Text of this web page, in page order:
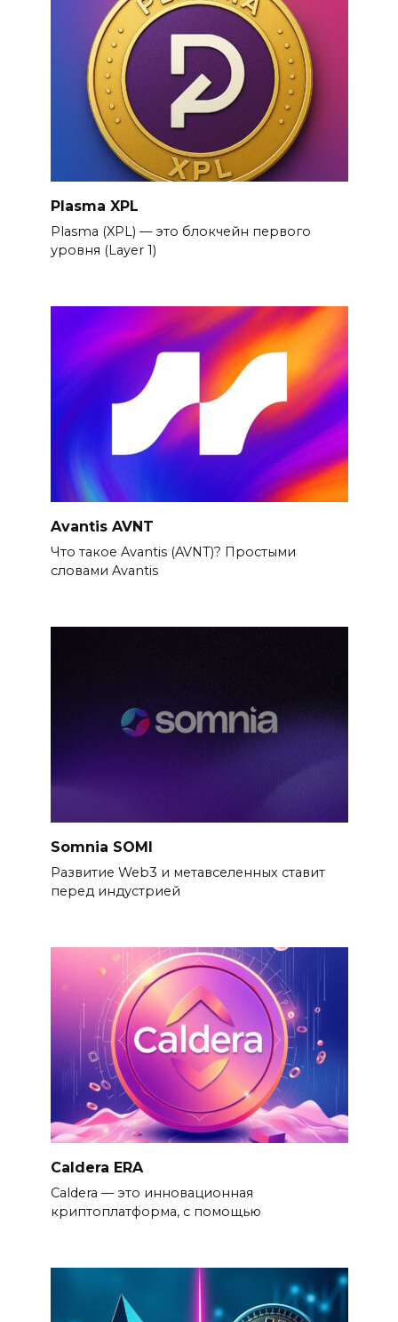
Plasma XPL
Plasma (XPL) — это блокчейн первого
уровня (Layer 1)
Avantis AVNT
Что такое Avantis (AVNT)? Простыми
словами Avantis
Somnia SOMI
Развитие Web3 и метавселенных ставит
перед индустрией
Caldera ERA
Caldera — это инновационная
криптоплатформа, с помощью